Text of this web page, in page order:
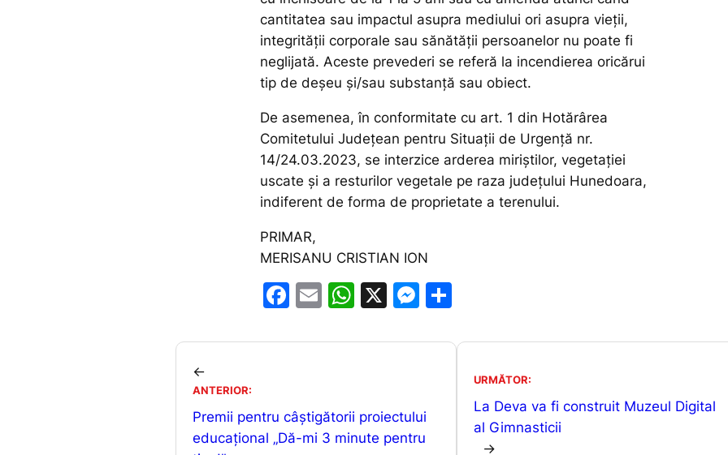
cantitatea sau impactul asupra mediului ori asupra vieții,
integrității corporale sau sănătății persoanelor nu poate fi
neglijată. Aceste prevederi se referă la incendierea oricărui
tip de deșeu și/sau substanță sau obiect.
De asemenea, în conformitate cu art. 1 din Hotărârea
Comitetului Județean pentru Situații de Urgență nr.
14/24.03.2023, se interzice arderea miriștilor, vegetației
uscate și a resturilor vegetale pe raza județului Hunedoara,
indiferent de forma de proprietate a terenului.
PRIMAR,
MERISANU CRISTIAN ION
F
c
o
E
ai
W
at
p
X
M
s
n
ta
←
ANTERIOR:
Premii pentru câștigătorii proiectului
educațional „Dă-mi 3 minute pentru
URMĂTOR:
La Deva va fi construit Muzeul Digital
al Gimnasticii
→